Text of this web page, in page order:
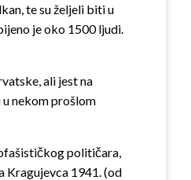
te su željeli biti u
je oko 1500 ljudi.
ali jest na
nekom prošlom
političara,
Kragujevca 1941. (od